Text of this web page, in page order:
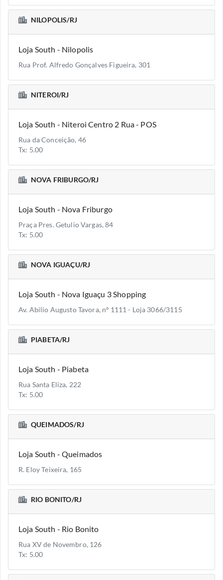
NILOPOLIS/RJ
Loja South - Nilopolis
Rua Prof. Alfredo Gonçalves Figueira, 301
NITEROI/RJ
Loja South - Niteroi Centro 2 Rua - POS
Rua da Conceição, 46
Tx: 5.00
NOVA FRIBURGO/RJ
Loja South - Nova Friburgo
Praça Pres. Getulio Vargas, 84
Tx: 5.00
NOVA IGUAÇU/RJ
Loja South - Nova Iguaçu 3 Shopping
Av. Abilio Augusto Tavora, nº 1111 - Loja 3066/3115
PIABETA/RJ
Loja South - Piabeta
Rua Santa Eliza, 222
Tx: 5.00
QUEIMADOS/RJ
Loja South - Queimados
R. Eloy Teixeira, 165
RIO BONITO/RJ
Loja South - Rio Bonito
Rua XV de Novembro, 126
Tx: 5.00